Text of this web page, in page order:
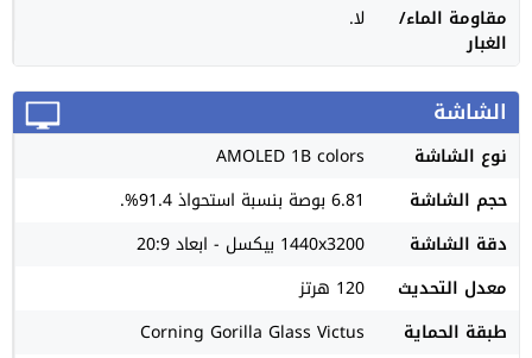
مقاومة الماء/
الغبار
لا.
الشاشة
نوع الشاشة
AMOLED 1B colors
حجم الشاشة
6.81 بوصة بنسبة استحواذ 91.4%.
دقة الشاشة
1440x3200 بيكسل - ابعاد 20:9
معدل التحديث
120 هرتز
طبقة الحماية
Corning Gorilla Glass Victus